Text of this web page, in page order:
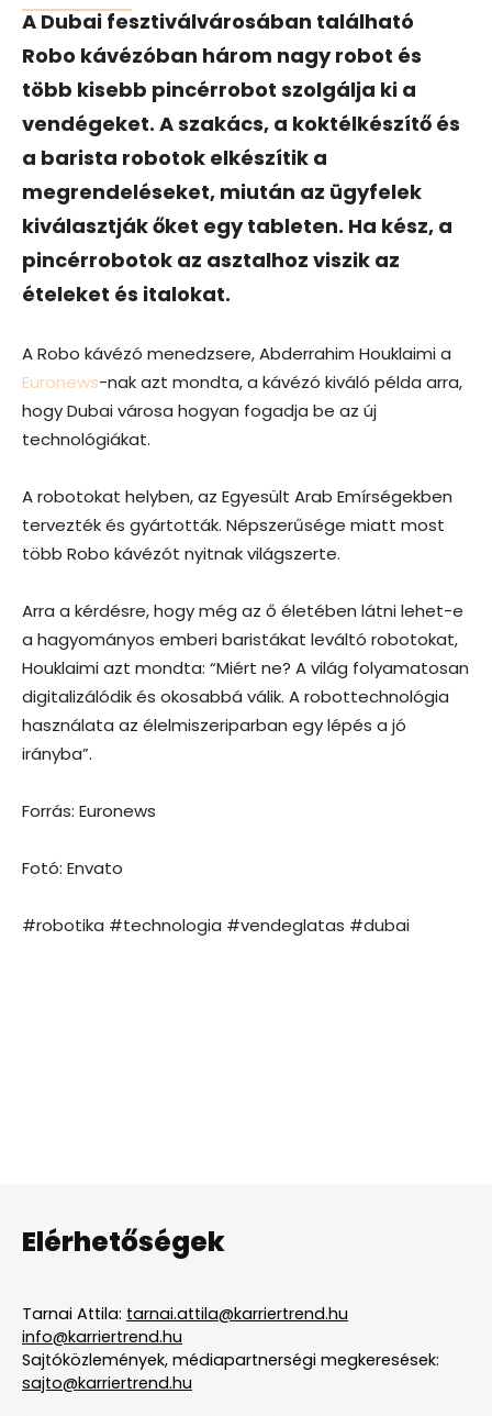
A Dubai fesztiválvárosában található
Robo kávézóban három nagy robot és
több kisebb pincérrobot szolgálja ki a
vendégeket. A szakács, a koktélkészítő és
a barista robotok elkészítik a
megrendeléseket, miután az ügyfelek
kiválasztják őket egy tableten. Ha kész, a
pincérrobotok az asztalhoz viszik az
ételeket és italokat.
A Robo kávézó menedzsere, Abderrahim Houklaimi a
Euronews-nak azt mondta, a kávézó kiváló példa arra,
hogy Dubai városa hogyan fogadja be az új
technológiákat.
A robotokat helyben, az Egyesült Arab Emírségekben
tervezték és gyártották. Népszerűsége miatt most
több Robo kávézót nyitnak világszerte.
Arra a kérdésre, hogy még az ő életében látni lehet-e
a hagyományos emberi baristákat leváltó robotokat,
Houklaimi azt mondta: “Miért ne? A világ folyamatosan
digitalizálódik és okosabbá válik. A robottechnológia
használata az élelmiszeriparban egy lépés a jó
irányba”.
Forrás: Euronews
Fotó: Envato
#robotika #technologia #vendeglatas #dubai
Elérhetőségek
Tarnai Attila: tarnai.attila@karriertrend.hu
info@karriertrend.hu
Sajtóközlemények, médiapartnerségi megkeresések:
sajto@karriertrend.hu